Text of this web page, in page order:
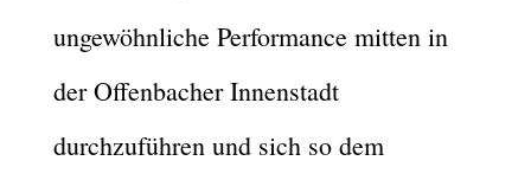
ungewöhnliche Performance mitten in
der Offenbacher Innenstadt
durchzuführen und sich so dem